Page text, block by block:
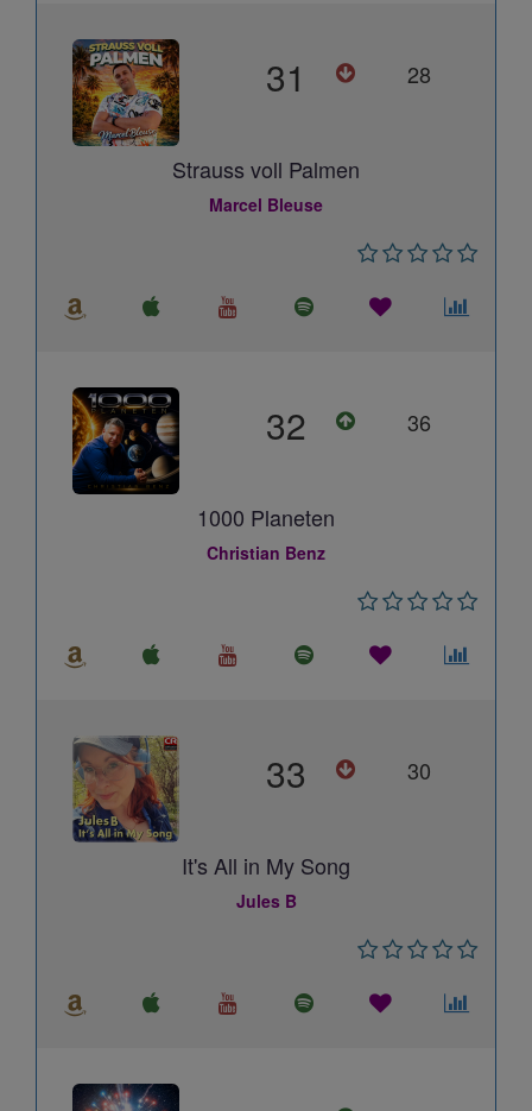
31 28
Strauss voll Palmen
Marcel Bleuse
32 36
1000 Planeten
Christian Benz
33 30
It's All in My Song
Jules B